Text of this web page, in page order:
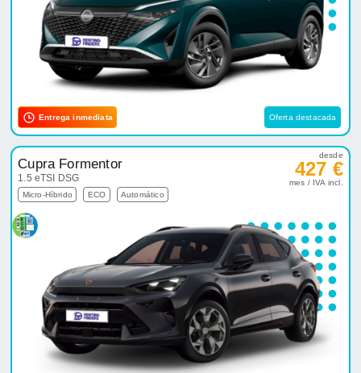
Entrega inmediata Oferta destacada
Cupra Formentor
1.5 eTSI DSG
Micro-Híbrido ECO Automático
desde
427 €
mes / IVA incl.